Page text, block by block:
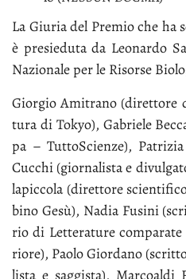
La Giu­ria del Pre­mio che ha
è pre­sie­du­ta da Leo­nar­do
Na­zio­na­le per le Ri­sor­se
Gior­gio Ami­tra­no (di­ret­to­re
tu­ra di To­kyo), Ga­brie­le
pa – Tut­to­Scien­ze),
Cuc­chi (gior­na­li­sta e
la­pic­co­la (di­ret­to­re
bi­no Ge­sù), Na­dia Fu­si­ni
rio di Let­te­ra­tu­re
rio­re), Pao­lo Gior­da­no
li­sta e sag­gi­sta), Mar­coal­di